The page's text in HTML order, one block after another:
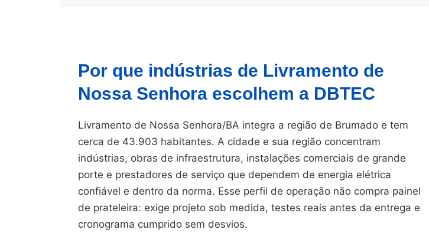
Por que indústrias de Livramento de
Nossa Senhora escolhem a DBTEC
Livramento de Nossa Senhora/BA integra a região de Brumado e tem
cerca de 43.903 habitantes. A cidade e sua região concentram
indústrias, obras de infraestrutura, instalações comerciais de grande
porte e prestadores de serviço que dependem de energia elétrica
confiável e dentro da norma. Esse perfil de operação não compra painel
de prateleira: exige projeto sob medida, testes reais antes da entrega e
cronograma cumprido sem desvios.